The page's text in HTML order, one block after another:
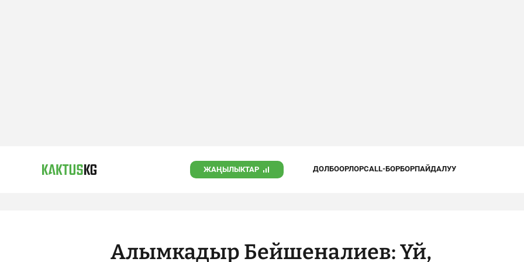
ЖАҢЫЛЫКТАР ДОЛБООРЛОРCALL-БОРБОРПАЙДАЛУУ
Алымкадыр Бейшеналиев: Үй,